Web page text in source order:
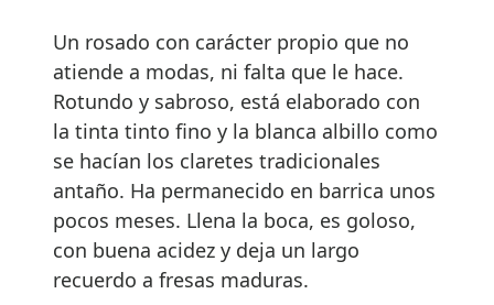
Un rosado con carácter propio que no
atiende a modas, ni falta que le hace.
Rotundo y sabroso, está elaborado con
la tinta tinto fino y la blanca albillo como
se hacían los claretes tradicionales
antaño. Ha permanecido en barrica unos
pocos meses. Llena la boca, es goloso,
con buena acidez y deja un largo
recuerdo a fresas maduras.